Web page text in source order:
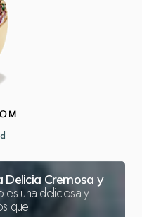
Delicia Cremosa y
es una deliciosa y
que